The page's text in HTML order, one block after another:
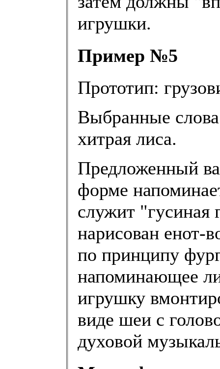
игрушки.
Пример №5
Прототип:
Выбранные
хитрая лиса.
Предложенный
форме
служит "гусиная
нарисован енот-
по принципу
напоминающее
игрушку
виде шеи с
духовой